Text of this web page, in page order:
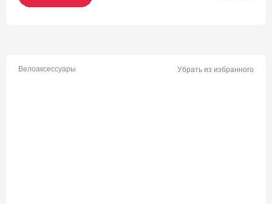
Велоаксессуары Убрать из избранного